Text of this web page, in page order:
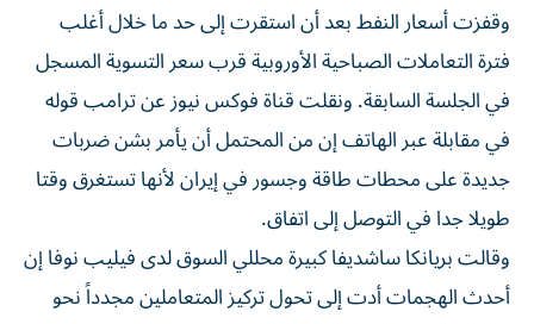
وقفزت أسعار النفط بعد أن استقرت إلى ‌حد ما خلال أغلب
فترة التعاملات الصباحية الأوروبية قرب سعر التسوية المسجل
في الجلسة السابقة. ونقلت قناة فوكس ⁠نيوز عن ترامب قوله
في مقابلة عبر الهاتف إن من المحتمل أن يأمر بشن ضربات
جديدة على محطات طاقة وجسور في إيران لأنها تستغرق وقتا
طويلا جدا في التوصل إلى اتفاق.
وقالت بريانكا ساشديفا كبيرة محللي السوق لدى فيليب نوفا إن
أحدث الهجمات أدت ​إلى تحول تركيز المتعاملين مجدداً نحو